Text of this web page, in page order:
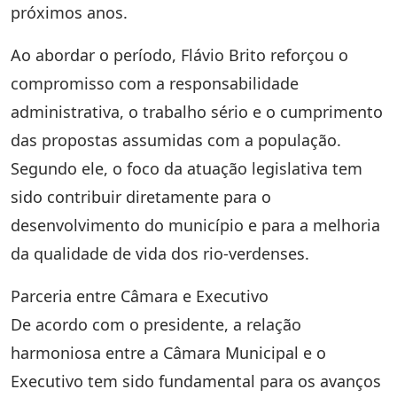
próximos anos.
Ao abordar o período, Flávio Brito reforçou o
compromisso com a responsabilidade
administrativa, o trabalho sério e o cumprimento
das propostas assumidas com a população.
Segundo ele, o foco da atuação legislativa tem
sido contribuir diretamente para o
desenvolvimento do município e para a melhoria
da qualidade de vida dos rio-verdenses.
Parceria entre Câmara e Executivo
De acordo com o presidente, a relação
harmoniosa entre a Câmara Municipal e o
Executivo tem sido fundamental para os avanços